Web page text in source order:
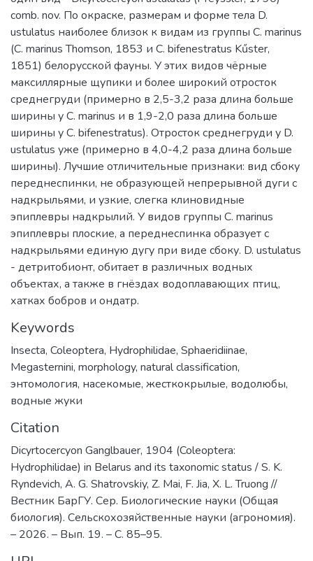
comb. nov. По окраске, размерам и форме тела D.
ustulatus наиболее близок к видам из группы C. marinus
(С. marinus Thomson, 1853 и C. bifenestratus Kűster,
1851) белорусской фауны. У этих видов чёрные
максиллярные щупики и более широкий отросток
среднегруди (примерно в 2,5-3,2 раза длина больше
ширины у C. marinus и в 1,9-2,0 раза длина больше
ширины у C. bifenestratus). Отросток среднегруди у D.
ustulatus уже (примерно в 4,0-4,2 раза длина больше
ширины). Лучшие отличительные признаки: вид сбоку
переднеспинки, не образующей непрерывной дуги с
надкрыльями, и узкие, слегка клиновидные
эпиплевры надкрылий. У видов группы C. marinus
эпиплевры плоские, а переднеспинка образует с
надкрыльями единую дугу при виде сбоку. D. ustulatus
- детритобионт, обитает в различных водных
объектах, а также в гнёздах водоплавающих птиц,
хатках бобров и ондатр.
Keywords
Insecta, Coleoptera, Hydrophilidae, Sphaeridiinae,
Megasternini, morphology, natural classification,
энтомология, насекомые, жесткокрылые, водолюбы,
водные жуки
Citation
Dicyrtocercyon Ganglbauer, 1904 (Coleoptera:
Hydrophilidae) in Belarus and its taxonomic status / S. K.
Ryndevich, A. G. Shatrovskiy, Z. Mai, F. Jia, X. L. Truong //
Вестник БарГУ. Сер. Биологические науки (Общая
биология). Сельскохозяйственные науки (агрономия).
– 2026. – Вып. 19. – С. 85–95.